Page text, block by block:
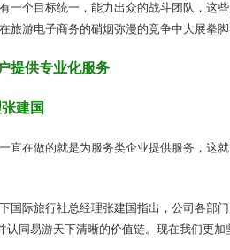
一个目标统一，能力出众的战斗团队，这
游电子商务的硝烟弥漫的竞争中大展拳脚
提供专业化服务
建国
直在做的就是为服务类企业提供服务，这
国际旅行社总经理张建国指出，公司各部
同易游天下清晰的价值链。现在我们更加